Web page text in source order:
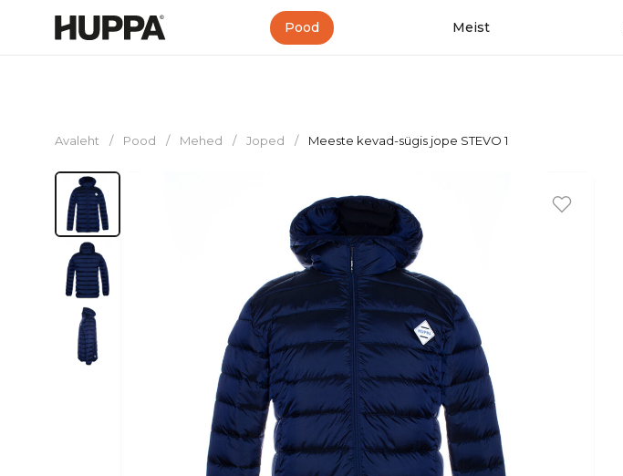
Pood Meist
Avaleht / Pood / Mehed / Joped / Meeste kevad-sügis jope STEVO 1